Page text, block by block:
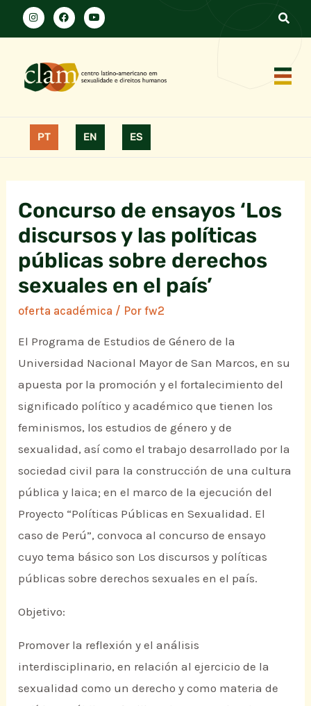
PT EN ES
Concurso de ensayos ‘Los
discursos y las políticas
públicas sobre derechos
sexuales en el país’
oferta académica / Porfw2
El Programa de Estudios de Género de la
Universidad Nacional Mayor de San Marcos, en su
apuesta por la promoción y el fortalecimiento del
significado político y académico que tienen los
feminismos, los estudios de género y de
sexualidad, así como el trabajo desarrollado por la
sociedad civil para la construcción de una cultura
pública y laica; en el marco de la ejecución del
Proyecto “Políticas Públicas en Sexualidad. El
caso de Perú”, convoca al concurso de ensayo
cuyo tema básico son Los discursos y políticas
públicas sobre derechos sexuales en el país.
Objetivo:
Promover la reflexión y el análisis
interdisciplinario, en relación al ejercicio de la
sexualidad como un derecho y como materia de